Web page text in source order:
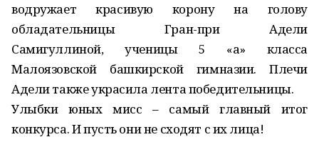
водружает красивую корону на голову
обладательницы Гран-при Адели
Самигуллиной, ученицы 5 «а» класса
Малоязовской башкирской гимназии. Плечи
Адели также украсила лента победительницы.
Улыбки юных мисс – самый главный итог
конкурса. И пусть они не сходят с их лица!